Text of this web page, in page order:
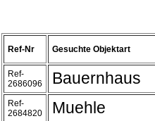
Ref-Nr Gesuchte Objektart
Ref-
2686096
Bauernhaus
Ref-
2684820
Muehle